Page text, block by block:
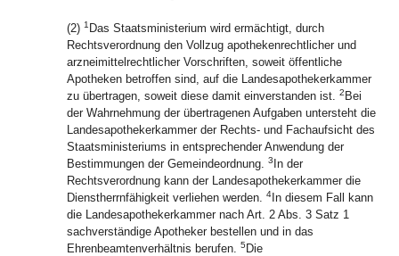
(2) 1 Das Staatsministerium wird ermächtigt, durch
Rechtsverordnung den Vollzug apothekenrechtlicher und
arzneimittelrechtlicher Vorschriften, soweit öffentliche
Apotheken betroffen sind, auf die Landesapothekerkammer
zu übertragen, soweit diese damit einverstanden ist. 2 Bei
der Wahrnehmung der übertragenen Aufgaben untersteht die
Landesapothekerkammer der Rechts- und Fachaufsicht des
Staatsministeriums in entsprechender Anwendung der
Bestimmungen der Gemeindeordnung. 3 In der
Rechtsverordnung kann der Landesapothekerkammer die
Dienstherrnfähigkeit verliehen werden. 4 In diesem Fall kann
die Landesapothekerkammer nach Art. 2 Abs. 3 Satz 1
sachverständige Apotheker bestellen und in das
Ehrenbeamtenverhältnis berufen. 5 Die